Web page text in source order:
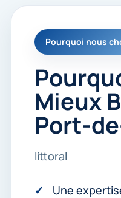
Pourquoi nous
Mieux
Port-
littoral
Une